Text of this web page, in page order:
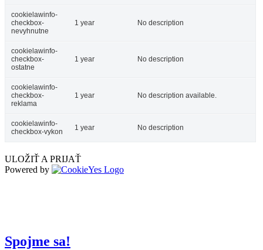
cookielawinfo-
checkbox-
nevyhnutne
1 year No description
cookielawinfo-
checkbox-
ostatne
1 year No description
cookielawinfo-
checkbox-
reklama
1 year No description available.
cookielawinfo-
checkbox-vykon
1 year No description
ULOŽIŤ A PRIJAŤ
Powered by
Spojme sa!